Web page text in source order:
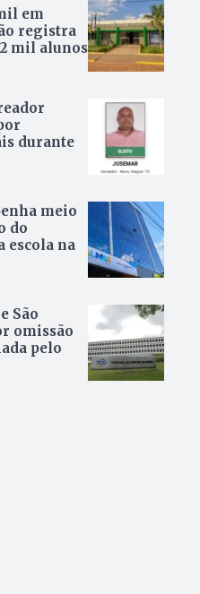
em
registra
mil alunos
durante
meio
do
escola na
São
omissão
pelo